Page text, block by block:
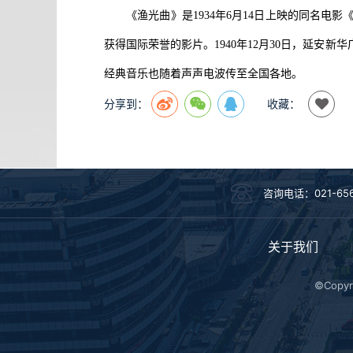
《渔光曲》是1934年6月14日上映的同名电影
获得国际荣誉的影片。1940年12月30日，延安新
经典音乐也随着声声电波传至全国各地。
分享到： 收藏：
咨询电话：021-
关于我们